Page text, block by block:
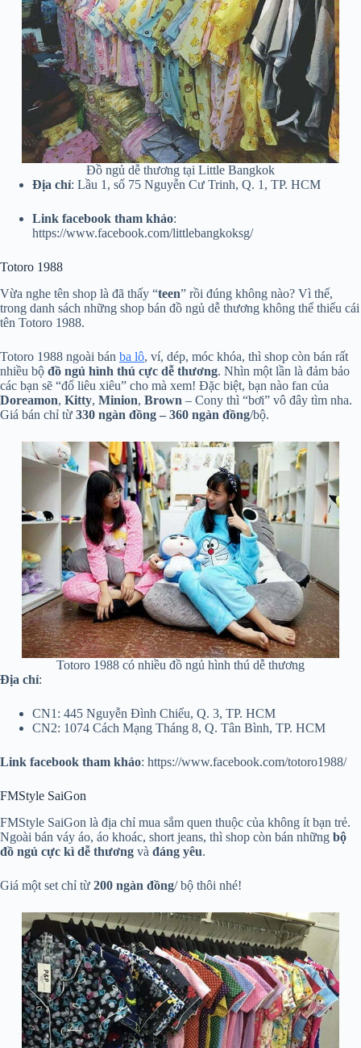
Đồ ngủ dễ thương tại Little Bangkok
Địa chỉ: Lầu 1, số 75 Nguyễn Cư Trinh, Q. 1, TP. HCM
Link facebook tham khảo:
https://www.facebook.com/littlebangkoksg/
Totoro 1988
Vừa nghe tên shop là đã thấy “teen” rồi đúng không nào? Vì thế,
trong danh sách những shop bán đồ ngủ dễ thương không thể thiếu cái
tên Totoro 1988.
Totoro 1988 ngoài bán ba lô, ví, dép, móc khóa, thì shop còn bán rất
nhiều bộ đồ ngủ hình thú cực dễ thương. Nhìn một lần là đảm bảo
các bạn sẽ “đổ liêu xiêu” cho mà xem! Đặc biệt, bạn nào fan của
Doreamon, Kitty, Minion, Brown – Cony thì “bơi” vô đây tìm nha.
Giá bán chỉ từ 330 ngàn đồng – 360 ngàn đồng/bộ.
Totoro 1988 có nhiều đồ ngủ hình thú dễ thương
Địa chỉ:
CN1: 445 Nguyễn Đình Chiểu, Q. 3, TP. HCM
CN2: 1074 Cách Mạng Tháng 8, Q. Tân Bình, TP. HCM
Link facebook tham khảo: https://www.facebook.com/totoro1988/
FMStyle SaiGon
FMStyle SaiGon là địa chỉ mua sắm quen thuộc của không ít bạn trẻ.
Ngoài bán váy áo, áo khoác, short jeans, thì shop còn bán những bộ
đồ ngủ cực kì dễ thương và đáng yêu.
Giá một set chỉ từ 200 ngàn đồng/ bộ thôi nhé!